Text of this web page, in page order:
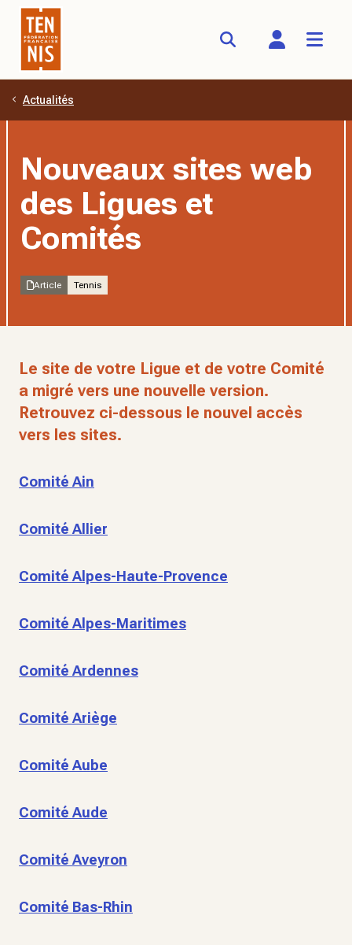
Aller au contenu principal
Actualités
Nouveaux sites web
des Ligues et
Comités
Article Tennis
Le site de votre Ligue et de votre Comité
a migré vers une nouvelle version.
Retrouvez ci-dessous le nouvel accès
vers les sites.
Comité Ain
Comité Allier
Comité Alpes-Haute-Provence
Comité Alpes-Maritimes
Comité Ardennes
Comité Ariège
Comité Aube
Comité Aude
Comité Aveyron
Comité Bas-Rhin